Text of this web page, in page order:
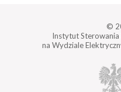
©
Instytut Sterowania
na Wydziale